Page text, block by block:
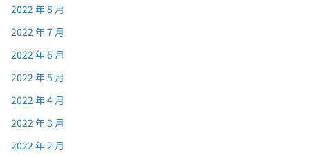
2022 年 8 月
2022 年 7 月
2022 年 6 月
2022 年 5 月
2022 年 4 月
2022 年 3 月
2022 年 2 月